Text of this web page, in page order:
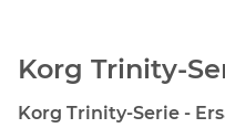
Korg Trinity-
Korg Trinity-Serie -